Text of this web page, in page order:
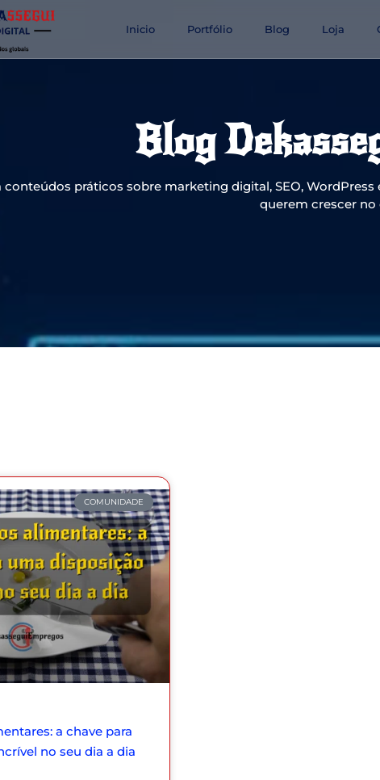
Inicio Portfólio Blog Loja
Blog
práticos sobre marketing digital, SEO,
querem crescer no
COMUNIDADE
a chave para
no seu dia a dia